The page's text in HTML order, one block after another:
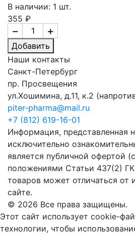
В наличии: 1 шт.
355 ₽
+
−
Добавить
Наши контакты
Санкт-Петербург
пр. Просвещения
ул.Хошимина, д.11, к.2
piter-pharma@mail.ru
+7 (812) 619-16-01
Информация, представленная
исключительно
является публичной офертой
положениями Статьи 437(2)
товаров может отличаться от
сайте.
© 2026 Все права защищены.
Этот сайт использует cookie-
технологии, чтобы